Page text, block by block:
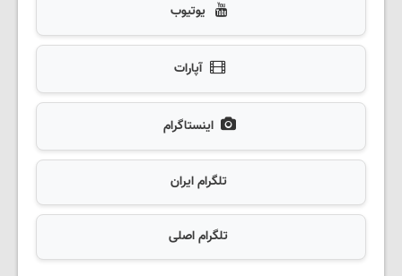
یوتیوب
آپارات
اینستاگرام
تلگرام ایران
تلگرام اصلی